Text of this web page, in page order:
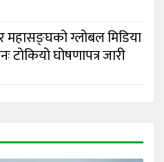
महासङ्घको ग्लोबल मिडिया
टोकियो घोषणापत्र जारी